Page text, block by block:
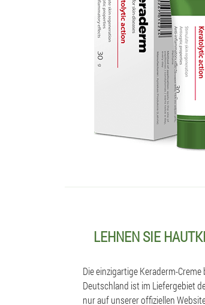
LEHNEN SIE
Die einzigartige Keraderm-
Deutschland ist im Liefergebiet
nur auf unserer offiziellen